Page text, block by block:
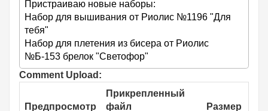
Пристраиваю новые наборы:
Набор для вышивания от Риолис №1196 "Для
тебя"
Набор для плетения из бисера от Риолис
№Б-153 брелок "Светофор"
Comment Upload:
Предпросмотр
Прикрепленный
файл
Размер